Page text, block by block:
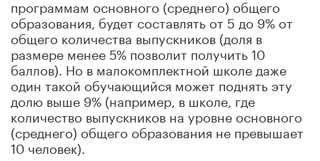
программам основного (среднего) общего
образования, будет составлять от 5 до 9% от
общего количества выпускников (доля в
размере менее 5% позволит получить 10
баллов). Но в малокомплектной школе даже
один такой обучающийся может поднять эту
долю выше 9% (например, в школе, где
количество выпускников на уровне основного
(среднего) общего образования не превышает
10 человек).